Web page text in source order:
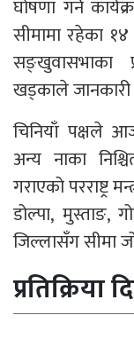
घोषणा गर्ने
सीमामा रहेका
सङ्खुवासभाका
खड्काले
चिनियाँ पक्षले
अन्य नाका
गराएको
डोल्पा, मुस्ताङ,
जिल्लासँग सीमा
प्रतिक्रिया